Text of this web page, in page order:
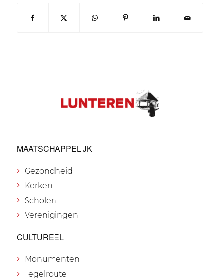
MAATSCHAPPELIJK
Gezondheid
Kerken
Scholen
Verenigingen
CULTUREEL
Monumenten
Tegelroute